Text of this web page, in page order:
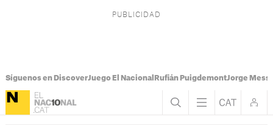
Síguenos en DiscoverJuego El Nacional Rufián PuigdemontJorge Messi